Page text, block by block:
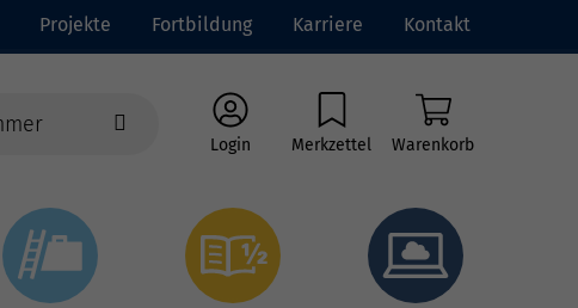
Projekte Fortbildung Karriere Kontakt
Login Merkzettel Warenkorb